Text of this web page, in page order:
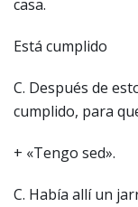
casa.
Está cumplido
C. Después de
cumplido, para
+ «Tengo sed».
C. Había allí un